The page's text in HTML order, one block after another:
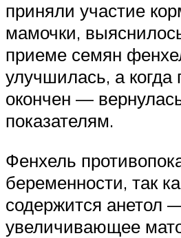
приняли участие
мамочки,
приеме семян
улучшилась, а
окончен —
показателям.
Фенхель
беременности, так
содержится анетол
увеличивающее